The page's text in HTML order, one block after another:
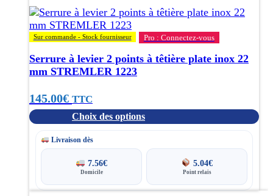
Sur commande - Stock fournisseur Pro : Connectez-vous
Serrure à levier 2 points à têtière plate inox 22
mm STREMLER 1223
145.00€ TTC
Choix des options
a
plusieurs
variations.
Les
options
peuvent
choisies
sur
la
page Livraison dès
7.56€
Domicile
5.04€
Point relais